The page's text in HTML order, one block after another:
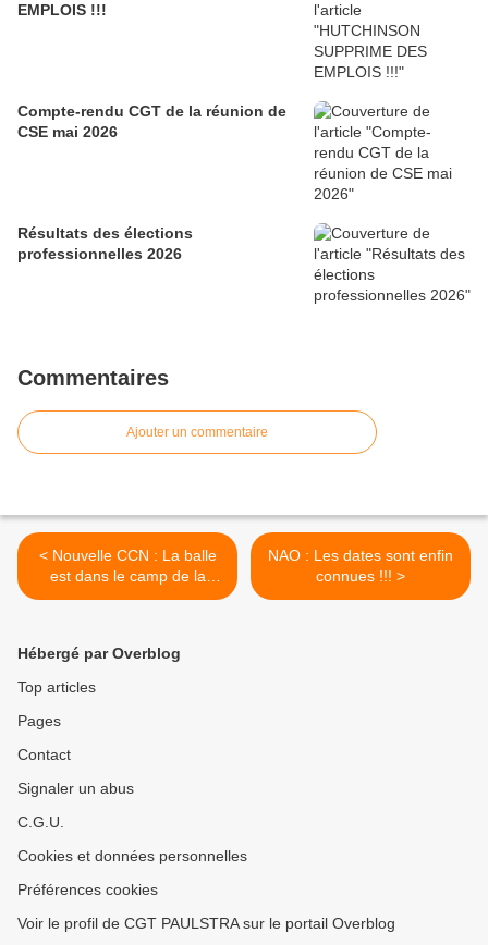
EMPLOIS !!!
Compte-rendu CGT de la réunion de
CSE mai 2026
Résultats des élections
professionnelles 2026
Commentaires
Ajouter un commentaire
< Nouvelle CCN : La balle
est dans le camp de la
Direction !
NAO : Les dates sont enfin
connues !!! >
Hébergé par Overblog
Top articles
Pages
Contact
Signaler un abus
C.G.U.
Cookies et données personnelles
Préférences cookies
Voir le profil de CGT PAULSTRA sur le portail Overblog